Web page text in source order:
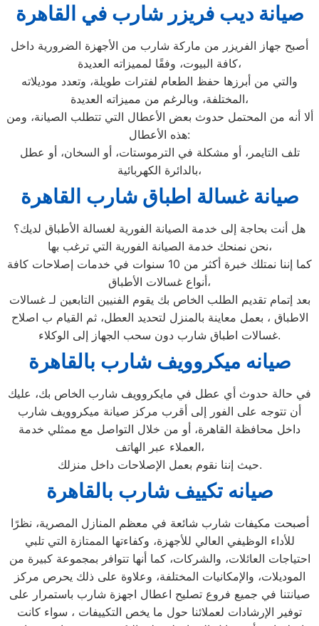
صيانة ديب فريزر شارب في القاهرة
أصبح جهاز الفريزر من ماركة شارب من الأجهزة الضرورية داخل
كافة البيوت، وفقًا لمميزاته العديدة،
والتي من أبرزها حفظ الطعام لفترات طويلة، وتعدد موديلاته
المختلفة، وبالرغم من مميزاته العديدة،
ألا أنه من المحتمل حدوث بعض الأعطال التي تتطلب الصيانة، ومن
هذه الأعطال:
تلف التايمر، أو مشكلة في الترموستات، أو السخان، أو عطل
بالدائرة الكهربائية،
صيانة غسالة اطباق شارب القاهرة
هل أنت بحاجة إلى خدمة الصيانة الفورية لغسالة الأطباق لديك؟
نحن نمنحك خدمة الصيانة الفورية التي ترغب بها،
كما إننا نمتلك خبرة أكثر من 10 سنوات في خدمات إصلاحات كافة
أنواع غسالات الأطباق،
بعد إتمام تقديم الطلب الخاص بك يقوم الفنيين التابعين لـ غسالات
الاطباق ، بعمل معاينة بالمنزل لتحديد العطل، ثم القيام ب اصلاح
غسالات اطباق شارب دون سحب الجهاز إلى الوكلاء.
صيانه ميكروويف شارب بالقاهرة
في حالة حدوث أي عطل في مايكروويف شارب الخاص بك، عليك
أن تتوجه على الفور إلى أقرب مركز صيانة ميكروويف شارب
داخل محافظة القاهرة، أو من خلال التواصل مع ممثلي خدمة
العملاء عبر الهاتف،
حيث إننا نقوم بعمل الإصلاحات داخل منزلك.
صيانه تكييف شارب بالقاهرة
أصبحت مكيفات شارب شائعة في معظم المنازل المصرية، نظرًا
للأداء الوظيفي العالي للأجهزة، وكفاءتها الممتازة التي تلبي
احتياجات العائلات، والشركات، كما أنها تتوافر بمجموعة كبيرة من
الموديلات، والإمكانيات المختلفة، وعلاوة على ذلك يحرص مركز
صيانتنا في جميع فروع تصليح اعطال اجهزة شارب باستمرار على
توفير الإرشادات لعملائنا حول ما يخص التكييفات ، سواء كانت